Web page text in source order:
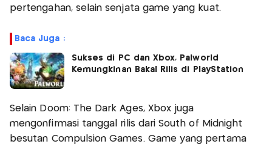
pertengahan, selain senjata game yang kuat.
Baca Juga :
Sukses di PC dan Xbox, Palworld
Kemungkinan Bakal Rilis di PlayStation
Selain Doom: The Dark Ages, Xbox juga
mengonfirmasi tanggal rilis dari South of Midnight
besutan Compulsion Games. Game yang pertama